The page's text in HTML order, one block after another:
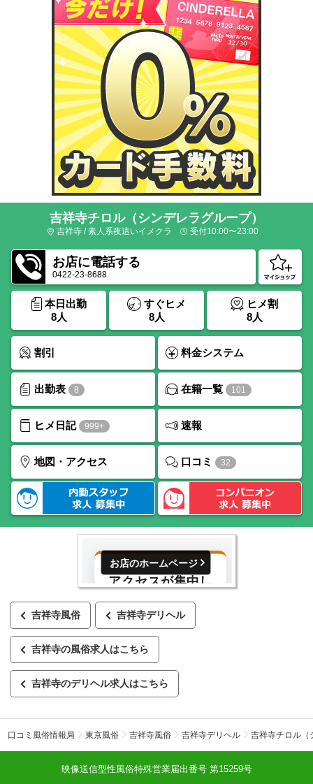
吉祥寺チロル（シンデレラグループ）
吉祥寺 / 素人系夜這いイメクラ 受付10:00〜23:00
お店に電話する
0422-23-8688
本日出勤
8人
すぐヒメ
8人
ヒメ割
8人
割引 料金システム
出勤表 8 在籍一覧 101
ヒメ日記 999+ 速報
地図・アクセス 口コミ 32
お店のホームページ
吉祥寺風俗 吉祥寺デリヘル
吉祥寺の風俗求人はこちら
吉祥寺のデリヘル求人はこちら
口コミ風俗情報局 東京風俗 吉祥寺風俗 吉祥寺デリヘル 吉祥寺チロル（
映像送信型性風俗特殊営業届出番号 第15259号